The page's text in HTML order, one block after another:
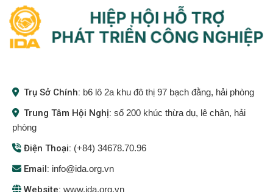
Trụ Sở Chính: b6 lô 2a khu đô thị 97 bạch đằng, hải phòng
Trung Tâm Hội Nghị: số 200 khúc thừa dụ, lê chân, hải
phòng
Điện Thoại: (+84) 34678.70.96
Email: info@ida.org.vn
Website: www.ida.org.vn